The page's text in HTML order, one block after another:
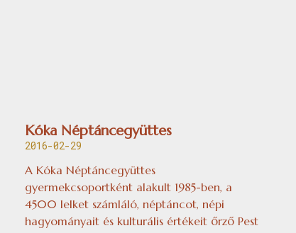
Kóka Néptáncegyüttes
2016-02-29
A Kóka Néptáncegyüttes
gyermekcsoportként alakult 1985-ben, a
4500 lelket számláló, néptáncot, népi
hagyományait és kulturális értékeit őrző Pest